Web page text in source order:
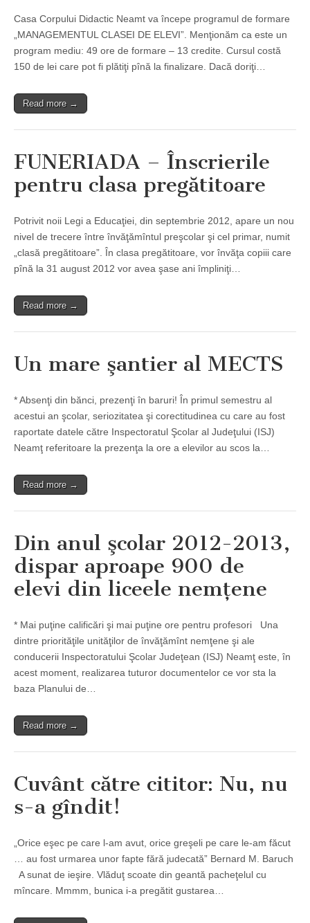
Casa Corpului Didactic Neamt va începe programul de formare
„MANAGEMENTUL CLASEI DE ELEVI”. Menţionăm ca este un
program mediu: 49 ore de formare – 13 credite. Cursul costă
150 de lei care pot fi plătiţi pînă la finalizare. Dacă doriţi…
Read more →
FUNERIADA – Înscrierile
pentru clasa pregătitoare
Potrivit noii Legi a Educaţiei, din septembrie 2012, apare un nou
nivel de trecere între învăţămîntul preşcolar şi cel primar, numit
„clasă pregătitoare”. În clasa pregătitoare, vor învăţa copiii care
pînă la 31 august 2012 vor avea şase ani împliniţi…
Read more →
Un mare şantier al MECTS
* Absenţi din bănci, prezenţi în baruri! În primul semestru al
acestui an şcolar, seriozitatea şi corectitudinea cu care au fost
raportate datele către Inspectoratul Şcolar al Judeţului (ISJ)
Neamţ referitoare la prezenţa la ore a elevilor au scos la…
Read more →
Din anul şcolar 2012-2013,
dispar aproape 900 de
elevi din liceele nemţene
* Mai puţine calificări şi mai puţine ore pentru profesori Una
dintre priorităţile unităţilor de învăţămînt nemţene şi ale
conducerii Inspectoratului Şcolar Judeţean (ISJ) Neamţ este, în
acest moment, realizarea tuturor documentelor ce vor sta la
baza Planului de…
Read more →
Cuvânt către cititor: Nu, nu
s-a gîndit!
„Orice eşec pe care l-am avut, orice greşeli pe care le-am făcut
… au fost urmarea unor fapte fără judecată” Bernard M. Baruch
A sunat de ieşire. Vlăduţ scoate din geantă pacheţelul cu
mîncare. Mmmm, bunica i-a pregătit gustarea…